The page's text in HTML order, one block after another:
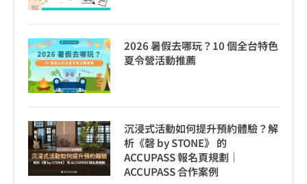
2026 暑假去哪玩？10 個全台特色
夏令營活動推薦
沉浸式活動如何提升預約體驗？解
析《磬 by STONE》 的
ACCUPASS 報名頁規劃｜
ACCUPASS 合作案例